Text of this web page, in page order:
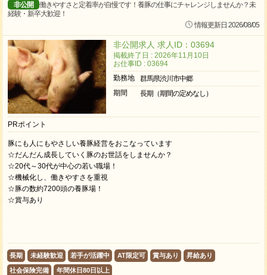
非公開
働きやすさと定着率が自慢です！養豚の仕事にチャレンジしませんか？未
経験・新卒大歓迎！
情報更新日 2026/08/05
非公開求人 求人ID：03694
掲載終了日 : 2026年11月10日
お仕事ID : 03694
勤務地
群馬県渋川市中郷
期間
長期（期間の定めなし）
PRポイント
豚にも人にもやさしい養豚経営をおこなっています
☆だんだん成長していく豚のお世話をしませんか？
☆20代～30代が中心の若い職場！
☆機械化し、働きやすさを重視
☆豚の数約7200頭の養豚場！
☆賞与あり
長期 未経験歓迎 若手が活躍中 AT限定可 賞与あり 昇給あり
社会保険完備 年間休日80日以上